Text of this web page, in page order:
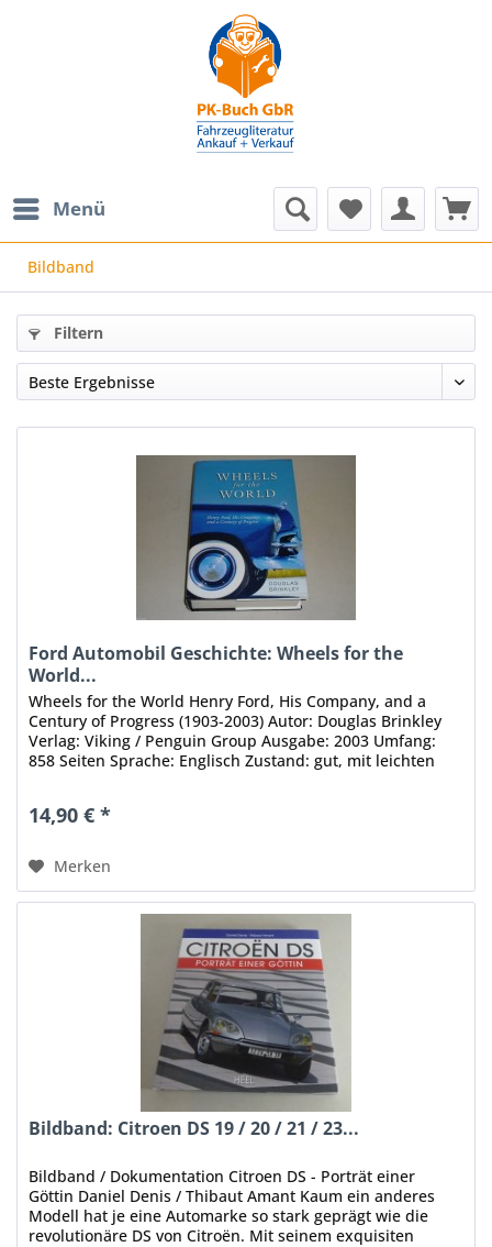
Menü
Bildband
Filtern
Ford Automobil Geschichte: Wheels for the
World...
Wheels for the World Henry Ford, His Company, and a
Century of Progress (1903-2003) Autor: Douglas Brinkley
Verlag: Viking / Penguin Group Ausgabe: 2003 Umfang:
858 Seiten Sprache: Englisch Zustand: gut, mit leichten
14,90 € *
Merken
Bildband: Citroen DS 19 / 20 / 21 / 23...
Bildband / Dokumentation Citroen DS - Porträt einer
Göttin Daniel Denis / Thibaut Amant Kaum ein anderes
Modell hat je eine Automarke so stark geprägt wie die
revolutionäre DS von Citroën. Mit seinem exquisiten